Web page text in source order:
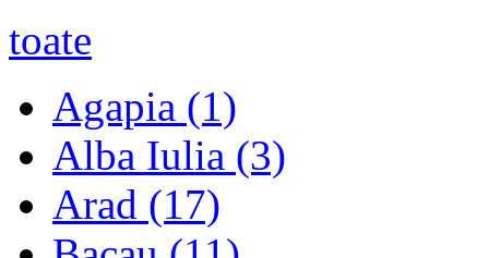
toate
Agapia (1)
Alba Iulia (3)
Arad (17)